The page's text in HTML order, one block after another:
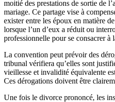
moitié des prestations de sortie de
mariage. Ce partage vise à
exister entre les époux en matière
lorsque l’un d’eux a réduit ou
professionnelle pour se consacrer à
La convention peut prévoir des
tribunal vérifiera qu’elles sont
vieillesse et invalidité équivalente
Ces dérogations doivent être
Une fois le divorce prononcé, les